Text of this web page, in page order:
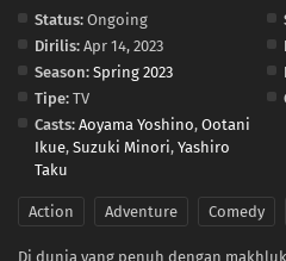
87 The Guidance of the Black Rayquaza
86 The Rising Volteccers VS The
Arrival! The Paradise of Rakua
84 The Place Where Heaven and Earth
83 The Truth Revealed? Amethio's
Status: Ongoing
Dirilis: Apr 14, 2023
Season: Spring 2023
Tipe: TV
Casts: Aoyama Yoshino, Ootani
Ikue, Suzuki Minori, Yashiro
Taku
Action Adventure Comedy
Di dunia yang penuh dengan